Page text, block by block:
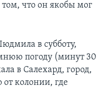
том, что он якобы мог
в субботу,
погоду (минут 30
в Салехард, город,
от колонии, где